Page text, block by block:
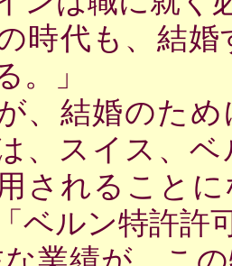
の時代も、結
。」
、結婚のた
、スイス、
されること
ベルン特許許